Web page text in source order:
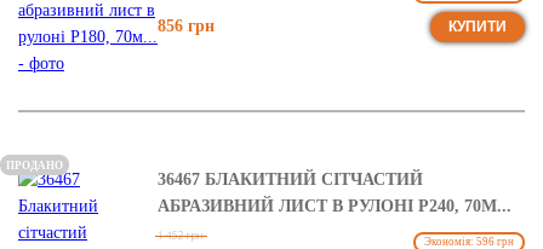
856 грн КУПИТИ
36467 БЛАКИТНИЙ СІТЧАСТИЙ
АБРАЗИВНИЙ ЛИСТ В РУЛОНІ Р240, 70М...
1 452 грн Экономія: 596 грн
ПРОДАНО